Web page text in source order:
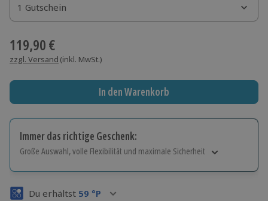
1 Gutschein
1 Gutschein
119,90 €
zzgl. Versand (inkl. MwSt.)
In den Warenkorb
Immer das richtige Geschenk:
Große Auswahl, volle Flexibilität und maximale Sicherheit
Volle Flexibilität
Du erhältst 59 °P